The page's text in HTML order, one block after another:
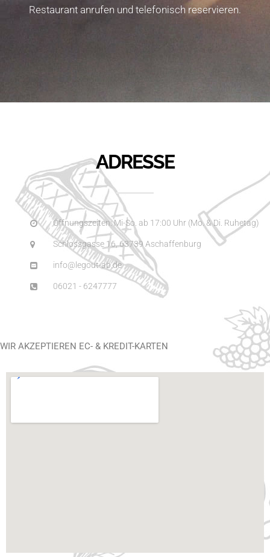
Restaurant anrufen und telefonisch reservieren.
ADRESSE
Öffnungszeiten: Mi-So. ab 17:00 Uhr (Mo. & Di. Ruhetag)
Schlossgasse 16, 63739 Aschaffenburg
info@legout-ab.de
06021 - 6247777
WIR AKZEPTIEREN EC- & KREDIT-KARTEN